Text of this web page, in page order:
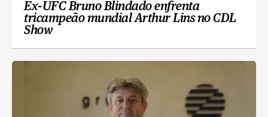
Ex-UFC Bruno Blindado enfrenta
tricampeão mundial Arthur Lins no CDL
Show